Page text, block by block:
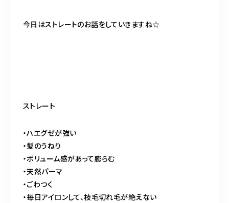
今日はストレートのお話をしていきますね☆
ストレート
・ハエグゼが強い
・髪のうねり
・ボリューム感があって膨らむ
・天然パーマ
・ごわつく
・毎日アイロンして、枝毛切れ毛が絶えない